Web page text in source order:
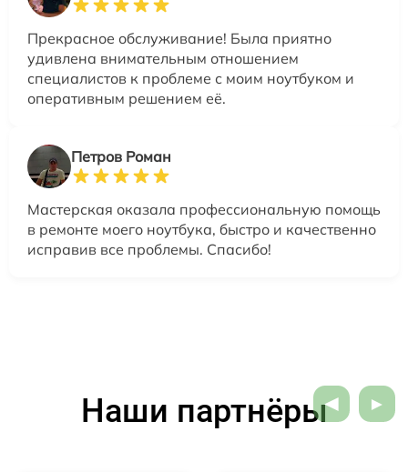
Прекрасное обслуживание! Была приятно
удивлена внимательным отношением
специалистов к проблеме с моим ноутбуком и
оперативным решением её.
Петров Роман
Мастерская оказала профессиональную помощь
в ремонте моего ноутбука, быстро и качественно
исправив все проблемы. Спасибо!
Наши партнёры